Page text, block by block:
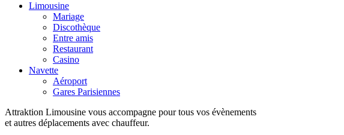
Limousine
Mariage
Discothèque
Entre amis
Restaurant
Casino
Navette
Aéroport
Gares Parisiennes
Attraktion Limousine vous accompagne pour tous vos évènements
et autres déplacements avec chauffeur.